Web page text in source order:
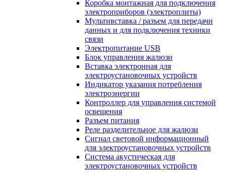
Коробка монтажная для подключения
электроприборов (электроплиты)
Мультивставка / разъем для передачи
данных и для подключения техники
связи
Электропитание USB
Блок управления жалюзи
Вставка электронная для
электроустановочных устройств
Индикатор указания потребления
электроэнергии
Контроллер для управления системой
освещения
Разъем питания
Реле разделительное для жалюзи
Сигнал световой информационный
для электроустановочных устройств
Система акустическая для
электроустановочных устройств